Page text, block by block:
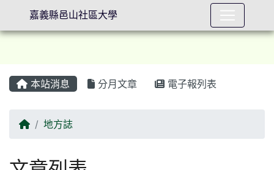
本站消息 分月文章 電子報列表
回首頁地方誌
嘉義縣邑山社區大學